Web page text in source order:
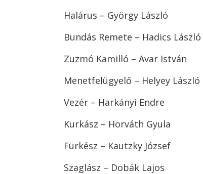
Halárus – György László
Bundás Remete – Hadics László
Zuzmó Kamilló – Avar István
Menetfelügyelő – Helyey László
Vezér – Harkányi Endre
Kurkász – Horváth Gyula
Fürkész – Kautzky József
Szaglász – Dobák Lajos